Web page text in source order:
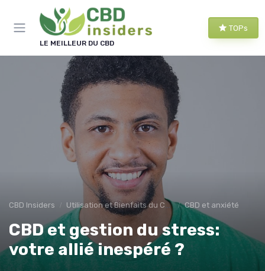
LE MEILLEUR DU CBD
TOPs
CBD Insiders Utilisation et Bienfaits du CBD CBD et anxiété
CBD et gestion du stress:
votre allié inespéré ?
Panneau de gestion des cookies